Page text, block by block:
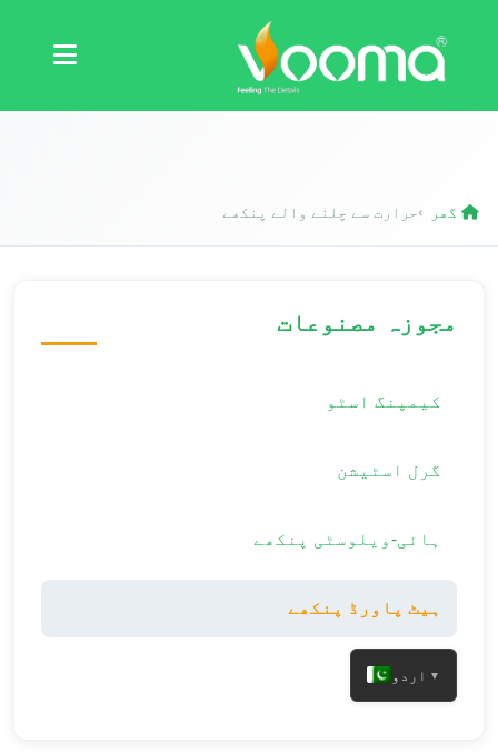
سرٹیفیکیشنز
کیس اسٹڈی
گھر ›حرارت سے چلنے والے پنکھے
مجوزہ مصنوعات
کیمپنگ اسٹو
گرل اسٹیشن
ہائی-ویلوسٹی پنکھے
ہیٹ پاورڈ پنکھے
اردو ▼